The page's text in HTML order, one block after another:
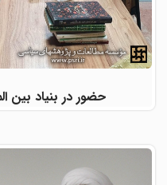
حضور در بنیاد بین